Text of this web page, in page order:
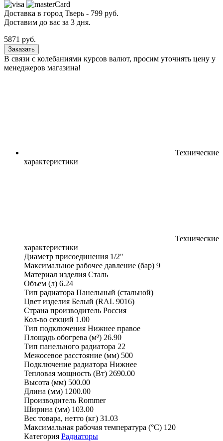
Доставка в город Тверь - 799 руб.
Доставим до вас за 3 дня.
5871 руб.
Заказать
В связи с колебаниями курсов валют, просим уточнять цену у
менеджеров магазина!
Технические
характеристики
Технические
характеристики
Диаметр присоединения 1/2"
Максимальное рабочее давление (бар) 9
Материал изделия Сталь
Объем (л) 6.24
Тип радиатора Панельный (стальной)
Цвет изделия Белый (RAL 9016)
Страна производитель Россия
Кол-во секций 1.00
Тип подключения Нижнее правое
Площадь обогрева (м²) 26.90
Тип панельного радиатора 22
Межосевое расстояние (мм) 500
Подключение радиатора Нижнее
Тепловая мощность (Вт) 2690.00
Высота (мм) 500.00
Длина (мм) 1200.00
Производитель Rommer
Ширина (мм) 103.00
Вес товара, нетто (кг) 31.03
Максимальная рабочая температура (°С) 120
Категория Радиаторы